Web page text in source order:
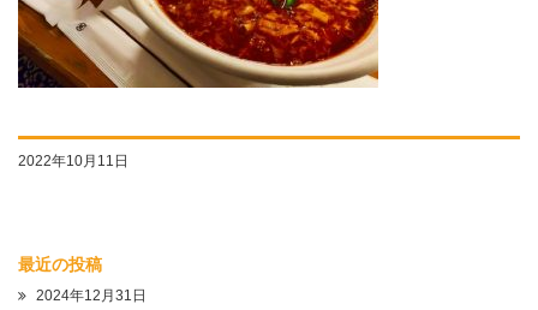
2022年10月11日
最近の投稿
2024年12月31日